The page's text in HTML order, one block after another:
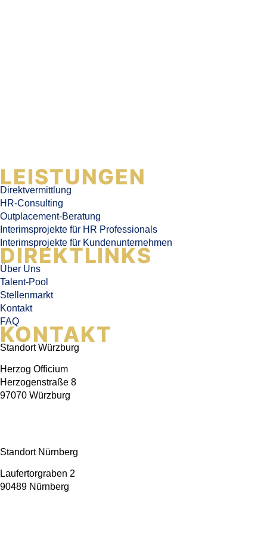
LEISTUNGEN
Direktvermittlung
HR-Consulting
Outplacement-Beratung
Interimsprojekte für HR Professionals
Interimsprojekte für Kundenunternehmen
DIREKTLINKS
Über Uns
Talent-Pool
Stellenmarkt
Kontakt
FAQ
KONTAKT
Standort Würzburg
Herzog Officium
Herzogenstraße 8
97070 Würzburg
Standort Nürnberg
Laufertorgraben 2
90489 Nürnberg